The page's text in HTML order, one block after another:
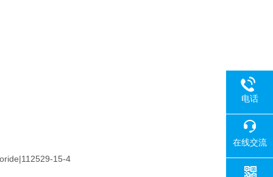
15-4
电话
在线交流